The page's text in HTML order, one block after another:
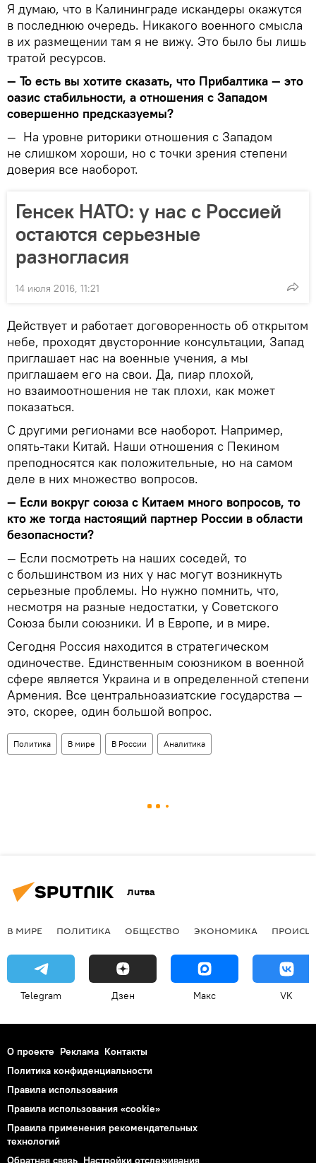
Я думаю, что в Калининграде искандеры окажутся
в последнюю очередь. Никакого военного смысла
в их размещении там я не вижу. Это было бы лишь
тратой ресурсов.
— То есть вы хотите сказать, что Прибалтика — это
оазис стабильности, а отношения с Западом
совершенно предсказуемы?
— На уровне риторики отношения с Западом
не слишком хороши, но с точки зрения степени
доверия все наоборот.
Генсек НАТО: у нас с Россией
остаются серьезные
разногласия
14 июля 2016, 11:21
Действует и работает договоренность об открытом
небе, проходят двусторонние консультации, Запад
приглашает нас на военные учения, а мы
приглашаем его на свои. Да, пиар плохой,
но взаимоотношения не так плохи, как может
показаться.
С другими регионами все наоборот. Например,
опять-таки Китай. Наши отношения с Пекином
преподносятся как положительные, но на самом
деле в них множество вопросов.
— Если вокруг союза с Китаем много вопросов, то
кто же тогда настоящий партнер России в области
безопасности?
— Если посмотреть на наших соседей, то
с большинством из них у нас могут возникнуть
серьезные проблемы. Но нужно помнить, что,
несмотря на разные недостатки, у Советского
Союза были союзники. И в Европе, и в мире.
Сегодня Россия находится в стратегическом
одиночестве. Единственным союзником в военной
сфере является Украина и в определенной степени
Армения. Все центральноазиатские государства —
это, скорее, один большой вопрос.
Политика В мире В России Аналитика
Литва
В МИРЕ ПОЛИТИКА ОБЩЕСТВО ЭКОНОМИКА
Telegram Дзен Макс VK
О проекте Реклама Контакты
Политика конфиденциальности
Правила использования
Правила использования «cookie»
Правила применения рекомендательных
технологий
Обратная связь Настройки отслеживания